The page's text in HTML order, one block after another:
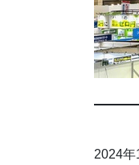
2024